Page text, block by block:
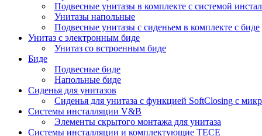
Подвесные унитазы в комплекте с системой
Унитазы напольные
Подвесные унитазы с сиденьем в комплекте с биде
Унитаз с электронным биде
Унитаз со встроенным биде
Биде
Подвесные биде
Напольные биде
Сиденья для унитазов
Сиденья для унитаза с функцией SoftClosing с
Системы инсталляции V&B
Элементы скрытого монтажа для унитаза
Системы инсталляции и комплектующие TECE